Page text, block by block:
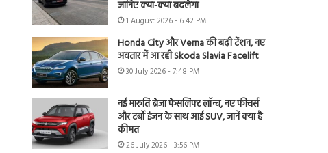
जानिए क्या-क्या बदलेगा
1 August 2026 - 6:42 PM
Honda City और Verna की बढ़ी टेंशन, नए
अवतार में आ रही Skoda Slavia Facelift
30 July 2026 - 7:48 PM
नई मारुति ब्रेजा फेसलिफ्ट लॉन्च, नए फीचर्स
और टर्बो इंजन के साथ आई SUV, जानें क्या है
कीमत
26 July 2026 - 3:56 PM